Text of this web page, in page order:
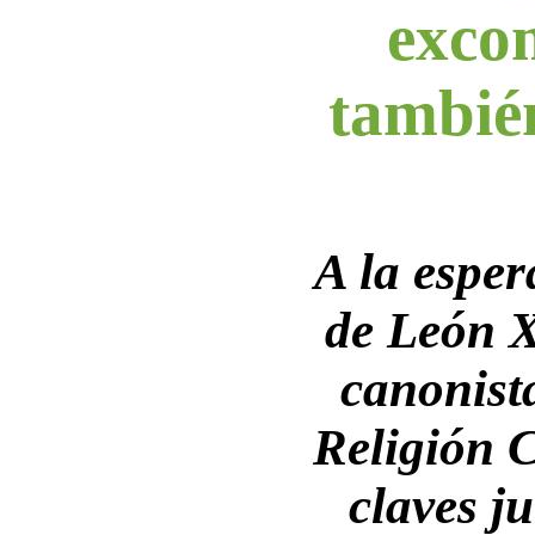
A la
de León
Religión
claves